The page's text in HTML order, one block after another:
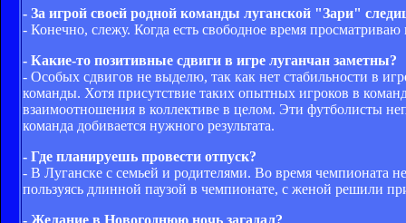
- За игрой своей родной команды луганской "Зари"
- Конечно, слежу. Когда есть свободное время просматриваю
- Какие-то позитивные сдвиги в игре луганчан заметны?
- Особых сдвигов не выделю, так как нет стабильности в
команды. Хотя присутствие таких опытных игроков в
взаимоотношения в коллективе в целом. Эти футболисты
команда добивается нужного результата.
- Где планируешь провести отпуск?
- В Луганске с семьей и родителями. Во время чемпионата
пользуясь длинной паузой в чемпионате, с женой решили
- Желание в Новогоднюю ночь загадал?